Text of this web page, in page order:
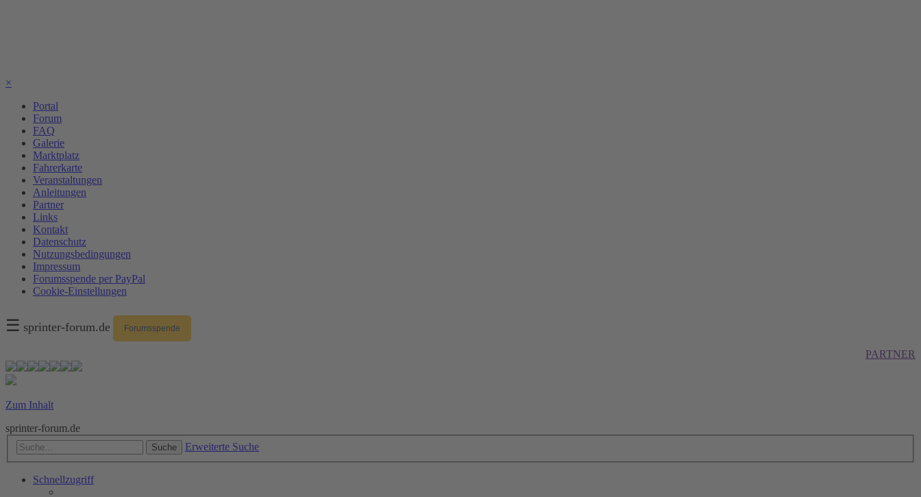
×
Portal
Forum
FAQ
Galerie
Marktplatz
Fahrerkarte
Veranstaltungen
Anleitungen
Partner
Links
Kontakt
Datenschutz
Nutzungsbedingungen
Impressum
Forumsspende per PayPal
Cookie-Einstellungen
☰ sprinter-forum.de Forumsspende
PARTNER
Zum Inhalt
sprinter-forum.de
Suche Erweiterte Suche
Schnellzugriff